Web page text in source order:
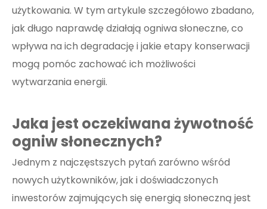
użytkowania. W tym artykule szczegółowo zbadano,
jak długo naprawdę działają ogniwa słoneczne, co
wpływa na ich degradację i jakie etapy konserwacji
mogą pomóc zachować ich możliwości
wytwarzania energii.
Jaka jest oczekiwana żywotność
ogniw słonecznych?
Jednym z najczęstszych pytań zarówno wśród
nowych użytkowników, jak i doświadczonych
inwestorów zajmujących się energią słoneczną jest